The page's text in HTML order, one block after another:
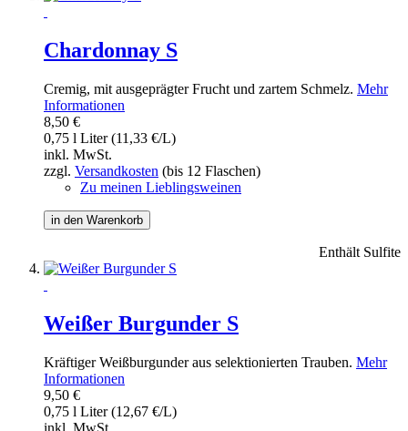
Chardonnay S
Cremig, mit ausgeprägter Frucht und zartem Schmelz. Mehr
Informationen
8,50 €
0,75 l Liter (11,33 €/L)
inkl. MwSt.
zzgl. Versandkosten (bis 12 Flaschen)
Zu meinen Lieblingsweinen
in den Warenkorb
Enthält Sulfite
Weißer Burgunder S
Kräftiger Weißburgunder aus selektionierten Trauben. Mehr
Informationen
9,50 €
0,75 l Liter (12,67 €/L)
inkl. MwSt.